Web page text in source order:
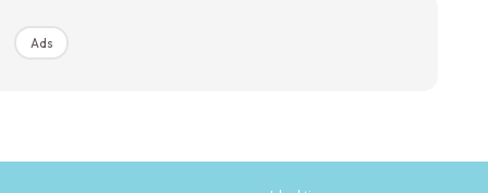
Ads